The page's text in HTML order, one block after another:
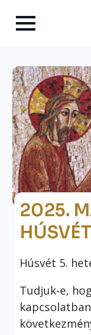
2025.
Húsvét 5.
Tudjuk-e,